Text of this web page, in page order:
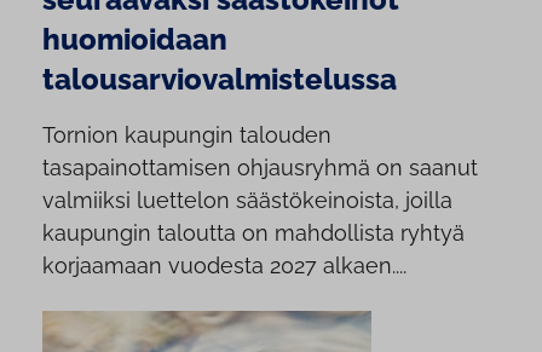
huomioidaan
talousarviovalmistelussa
Tornion kaupungin talouden
tasapainottamisen ohjausryhmä on saanut
valmiiksi luettelon säästökeinoista, joilla
kaupungin taloutta on mahdollista ryhtyä
korjaamaan vuodesta 2027 alkaen....